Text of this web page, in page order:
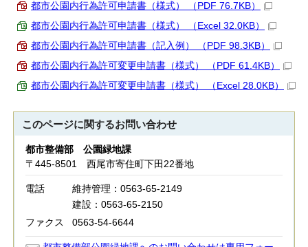
都市公園内行為許可申請書（様式） （PDF 76.7KB）
都市公園内行為許可申請書（様式） （Excel 32.0KB）
都市公園内行為許可申請書（記入例） （PDF 98.3KB）
都市公園内行為許可変更申請書（様式） （PDF 61.4KB）
都市公園内行為許可変更申請書（様式） （Excel 28.0KB）
このページに関するお問い合わせ
都市整備部 公園緑地課
〒445-8501 西尾市寄住町下田22番地
電話
維持管理：0563-65-2149
建設：0563-65-2150
ファクス
0563-54-6644